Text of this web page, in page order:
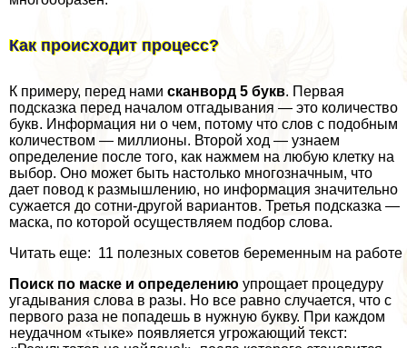
Как происходит процесс?
К примеру, перед нами сканворд 5 букв. Первая
подсказка перед началом отгадывания — это количество
букв. Информация ни о чем, потому что слов с подобным
количеством — миллионы. Второй ход — узнаем
определение после того, как нажмем на любую клетку на
выбор. Оно может быть настолько многозначным, что
дает повод к размышлению, но информация значительно
сужается до сотни-другой вариантов. Третья подсказка —
маска, по которой осуществляем подбор слова.
Читать еще: 11 полезных советов беременным на работе
Поиск по маске и определению упрощает процедуру
угадывания слова в разы. Но все равно случается, что с
первого раза не попадешь в нужную букву. При каждом
неудачном «тыке» появляется угрожающий текст: